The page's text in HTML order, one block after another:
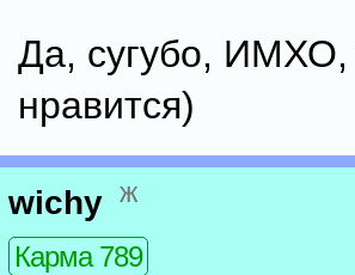
Да, сугубо, ИМХО,
нравится)
wichy ж
Карма 789